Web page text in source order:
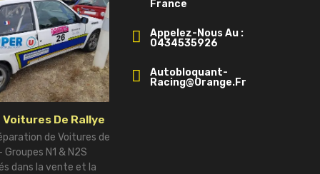
Voitures De Rallye
de Voitures de
Groupes N1 & N2S
dans la vente et la
France
Appelez-Nous Au :
0434535926
Autobloquant-
Racing@orange.fr